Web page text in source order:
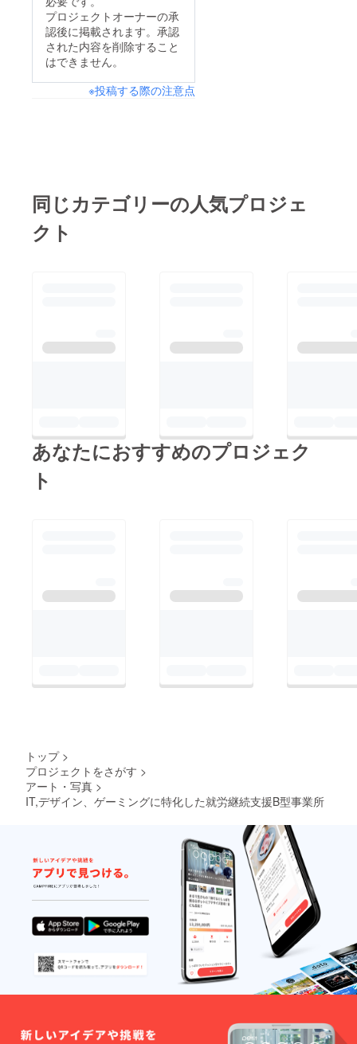
プロジェクトオーナーの承
認後に掲載されます。承認
された内容を削除すること
はできません。
※投稿する際の注意点
同じカテゴリーの人気プロジェ
クト
あなたにおすすめのプロジェク
ト
トップ >
プロジェクトをさがす >
アート・写真 >
IT,デザイン、ゲーミングに特化した就労継続支援B型事業所